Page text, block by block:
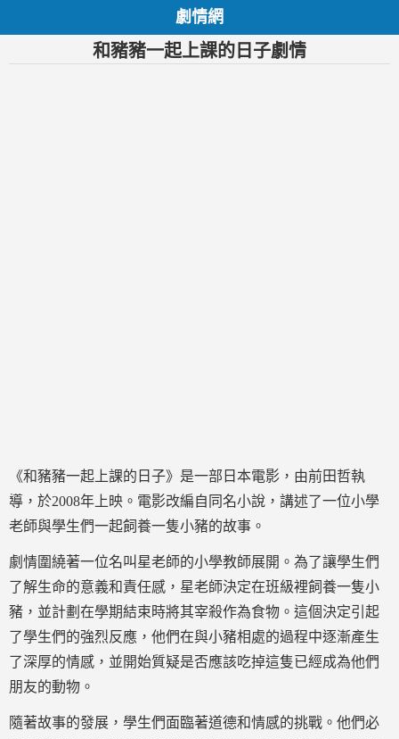
劇情網
和豬豬一起上課的日子劇情
《和豬豬一起上課的日子》是一部日本電影，由前田哲執
導，於2008年上映。電影改編自同名小說，講述了一位小學
老師與學生們一起飼養一隻小豬的故事。
劇情圍繞著一位名叫星老師的小學教師展開。為了讓學生們
了解生命的意義和責任感，星老師決定在班級裡飼養一隻小
豬，並計劃在學期結束時將其宰殺作為食物。這個決定引起
了學生們的強烈反應，他們在與小豬相處的過程中逐漸產生
了深厚的情感，並開始質疑是否應該吃掉這隻已經成為他們
朋友的動物。
隨著故事的發展，學生們面臨著道德和情感的挑戰。他們必